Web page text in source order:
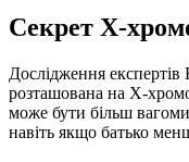
Секрет Х-
Дослідження експертів
розташована на Х-
може бути більш
навіть якщо батько